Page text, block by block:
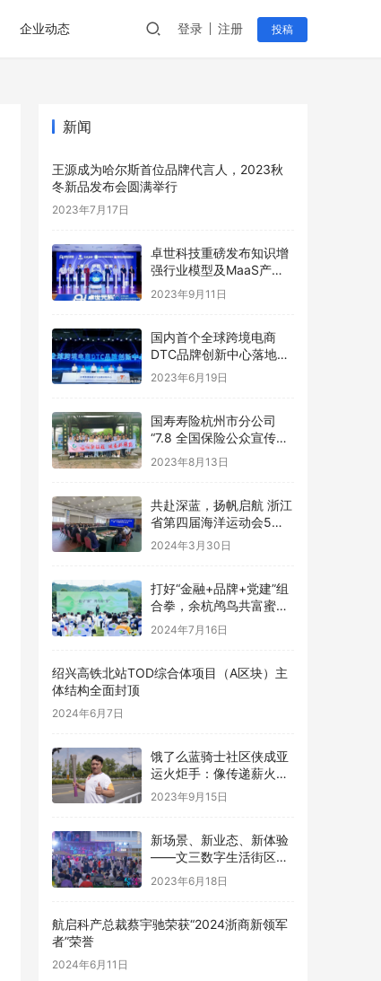
企业动态 登录 注册 投稿
新闻
王源成为哈尔斯首位品牌代言人，2023秋
冬新品发布会圆满举行
2023年7月17日
卓世科技重磅发布知识增
强行业模型及MaaS产品
系列 引领企业数字化变革
新潮流
2023年9月11日
国内首个全球跨境电商
DTC品牌创新中心落地菜
鸟智谷
2023年6月19日
国寿寿险杭州市分公司
“7.8 全国保险公众宣传日”
活动精彩纷呈
2023年8月13日
共赴深蓝，扬帆启航 浙江
省第四届海洋运动会5月
舟山嵊泗举办
2024年3月30日
打好“金融+品牌+党建”组
合拳，余杭鸬鸟共富蜜梨
开满“林”
2024年7月16日
绍兴高铁北站TOD综合体项目（A区块）主
体结构全面封顶
2024年6月7日
饿了么蓝骑士社区侠成亚
运火炬手：像传递薪火一
样传递好每份订单
2023年9月15日
新场景、新业态、新体验
——文三数字生活街区数
字国潮市集沉浸式演绎夜
游新活力
2023年6月18日
航启科产总裁蔡宇驰荣获“2024浙商新领军
者”荣誉
2024年6月11日